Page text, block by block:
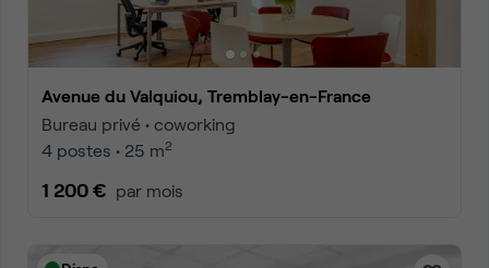
Avenue du Valquiou, Tremblay-en-France
Bureau privé • coworking
4 postes • 25 m2
1 200 € par mois